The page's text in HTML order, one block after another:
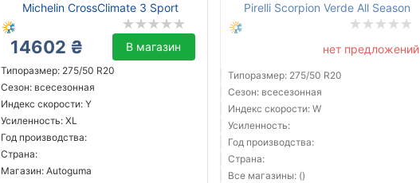
Michelin CrossClimate 3 Sport
14602 ₴ В магазин
Типоразмер: 275/50 R20
Сезон: всесезонная
Индекс скорости: Y
Усиленность: XL
Год производства:
Страна:
Магазин: Autoguma
Pirelli Scorpion Verde All Season
нет предложений
Типоразмер: 275/50 R20
Сезон: всесезонная
Индекс скорости: W
Усиленность:
Год производства:
Страна:
Все магазины: ()